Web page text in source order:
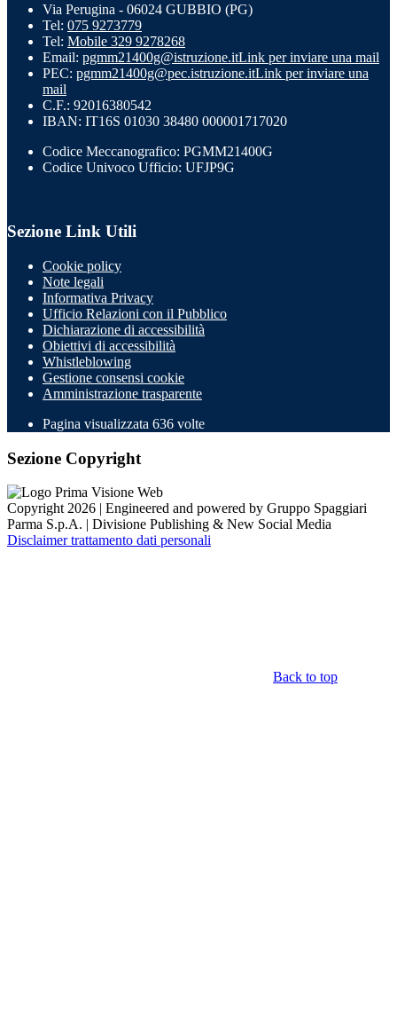
Via Perugina - 06024 GUBBIO (PG)
Tel: 075 9273779
Tel: Mobile 329 9278268
Email: pgmm21400g@istruzione.itLink per inviare una mail
PEC: pgmm21400g@pec.istruzione.itLink per inviare una
mail
C.F.: 92016380542
IBAN: IT16S 01030 38480 000001717020
Codice Meccanografico: PGMM21400G
Codice Univoco Ufficio: UFJP9G
Sezione Link Utili
Cookie policy
Note legali
Informativa Privacy
Ufficio Relazioni con il Pubblico
Dichiarazione di accessibilità
Obiettivi di accessibilità
Whistleblowing
Gestione consensi cookie
Amministrazione trasparente
Pagina visualizzata 636 volte
Sezione Copyright
Copyright 2026 | Engineered and powered by Gruppo Spaggiari
Parma S.p.A. | Divisione Publishing & New Social Media
Disclaimer trattamento dati personali
Back to top